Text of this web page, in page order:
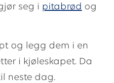
seg i pitabrød og
og legg dem i en
i kjøleskapet. Da
neste dag.